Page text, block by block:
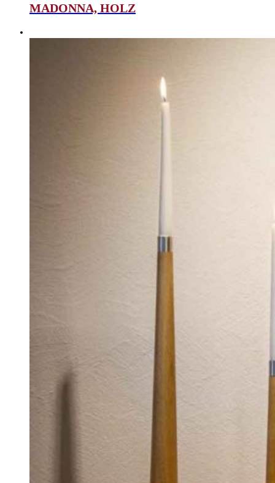
MADONNA, HOLZ